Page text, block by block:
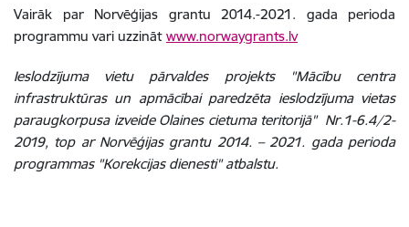
Vairāk par Norvēģijas grantu 2014.-2021. gada perioda
programmu vari uzzināt www.norwaygrants.lv
Ieslodzījuma vietu pārvaldes projekts "Mācību centra
infrastruktūras un apmācībai paredzēta ieslodzījuma vietas
paraugkorpusa izveide Olaines cietuma teritorijā" Nr.1-6.4/2-
2019, top ar Norvēģijas grantu 2014. – 2021. gada perioda
programmas "Korekcijas dienesti" atbalstu.